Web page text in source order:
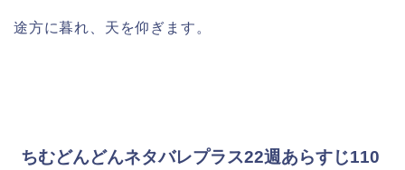
途方に暮れ、天を仰ぎます。
ちむどんどんネタバレプラス22週あらすじ110